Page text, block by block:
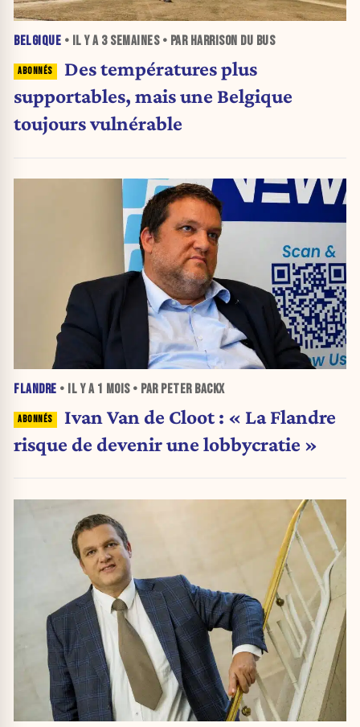
BELGIQUE • IL Y A 3 SEMAINES• PAR HARRISON DU BUS
Des températures plus
supportables, mais une Belgique
toujours vulnérable
FLANDRE • IL Y A 1 MOIS• PAR PETER BACKX
Ivan Van de Cloot : « La Flandre
risque de devenir une lobbycratie »